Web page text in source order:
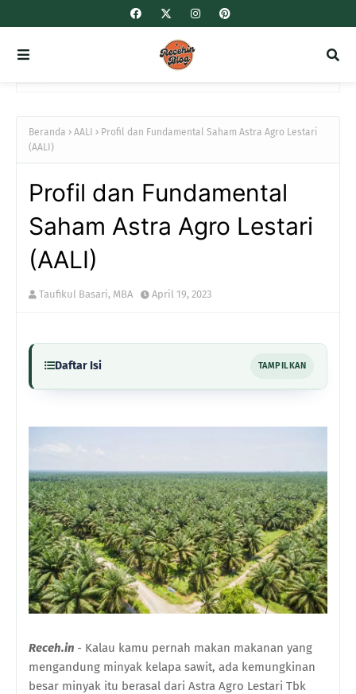
Beranda AALI
Profil dan Fundamental Saham Astra Agro Lestari
(AALI)
Profil dan Fundamental
Saham Astra Agro Lestari
(AALI)
Taufikul Basari, MBA April 19, 2023
Daftar Isi TAMPILKAN
Receh.in - Kalau kamu pernah makan makanan yang
mengandung minyak kelapa sawit, ada kemungkinan
besar minyak itu berasal dari Astra Agro Lestari Tbk